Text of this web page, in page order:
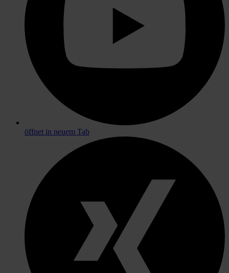
öffnet in neuem Tab